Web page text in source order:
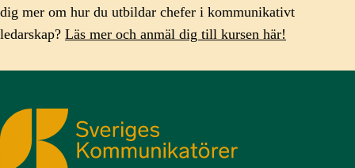
dig mer om hur du utbildar chefer i kommunikativt
ledarskap? Läs mer och anmäl dig till kursen här!
Sveriges Kommunikatörer